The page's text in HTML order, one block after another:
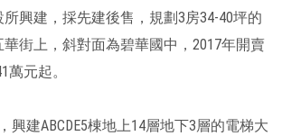
興建，採先建後售，規劃3房34-40坪的
街上，斜對面為碧華國中，2017年開賣
萬元起。
興建ABCDE5棟地上14層地下3層的電梯大